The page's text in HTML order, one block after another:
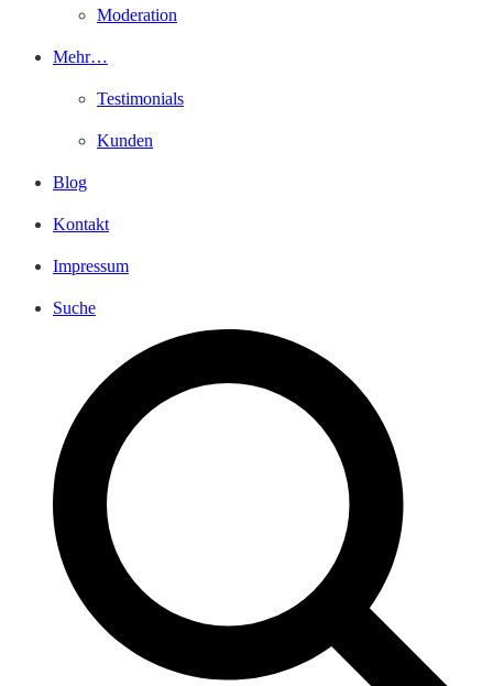
Moderation
Mehr…
Testimonials
Kunden
Blog
Kontakt
Impressum
Suche